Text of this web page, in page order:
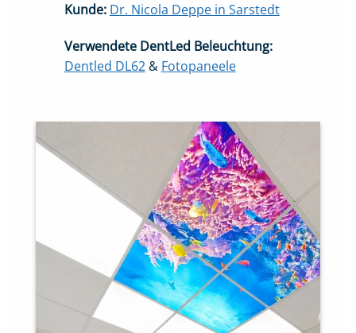
Kunde: Dr. Nicola Deppe in Sarstedt
Verwendete DentLed Beleuchtung:
Dentled DL62& Fotopaneele